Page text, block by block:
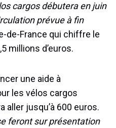
cargos débutera en juin
prévue à fin
de-France qui chiffre le
millions d’euros.
une aide à
les vélos cargos
aller jusqu’à 600 euros.
feront sur présentation